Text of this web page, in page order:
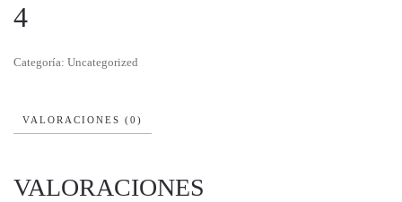
4
Categoría: Uncategorized
VALORACIONES (0)
VALORACIONES